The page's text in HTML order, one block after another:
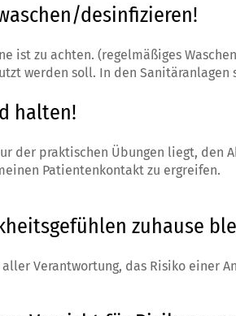
desinfizieren!
ist zu achten. (regelmäßiges
werden soll. In den Sanitäranlagen
halten!
der praktischen Übungen liegt, den
Patientenkontakt zu ergreifen.
zuhause
Verantwortung, das Risiko einer